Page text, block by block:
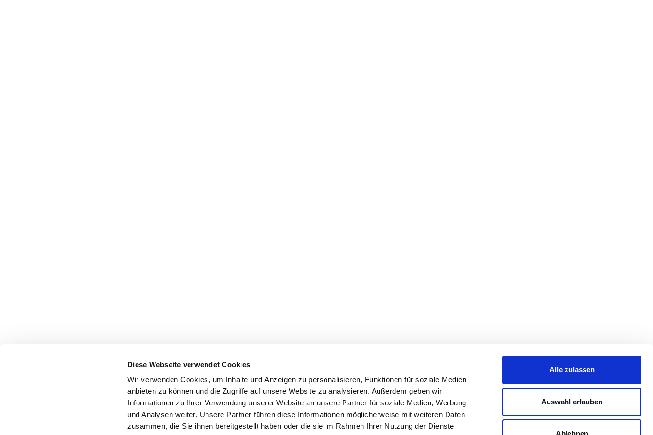
Diese Webseite verwendet Cookies
Wir verwenden Cookies, um Inhalte und Anzeigen zu personalisieren, Funktionen für soziale Medien
anbieten zu können und die Zugriffe auf unsere Website zu analysieren. Außerdem geben wir
Informationen zu Ihrer Verwendung unserer Website an unsere Partner für soziale Medien, Werbung
und Analysen weiter. Unsere Partner führen diese Informationen möglicherweise mit weiteren Daten
zusammen, die Sie ihnen bereitgestellt haben oder die sie im Rahmen Ihrer Nutzung der Dienste
Alle zulassen
Auswahl erlauben
Ablehnen